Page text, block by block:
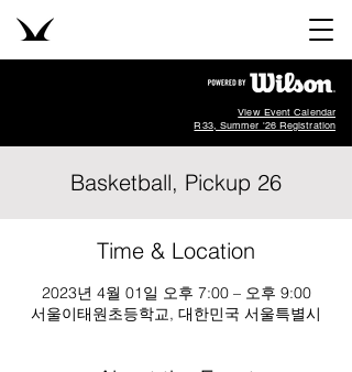
View Event Calendar
R33, Summer '26 Registration
Basketball, Pickup 26
Time & Location
2023년 4월 01일 오후 7:00 – 오후 9:00
서울이태원초등학교, 대한민국 서울특별시